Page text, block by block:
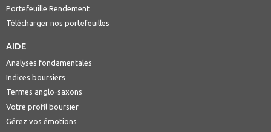
Portefeuille Rendement
Télécharger nos portefeuilles
AIDE
Analyses fondamentales
Indices boursiers
Termes anglo-saxons
Votre profil boursier
Gérez vos émotions